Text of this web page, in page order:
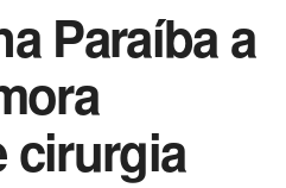
Paraíba a
cirurgia